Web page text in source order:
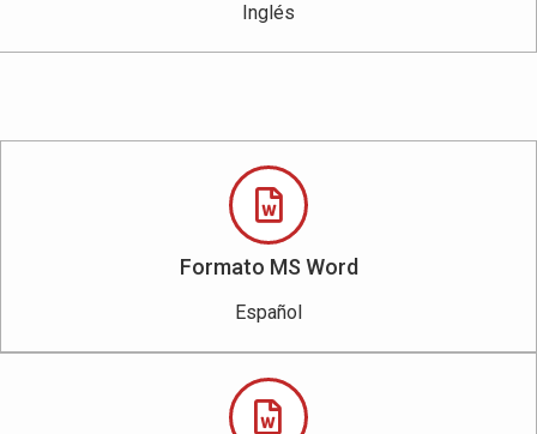
Inglés
Formato MS Word
Español